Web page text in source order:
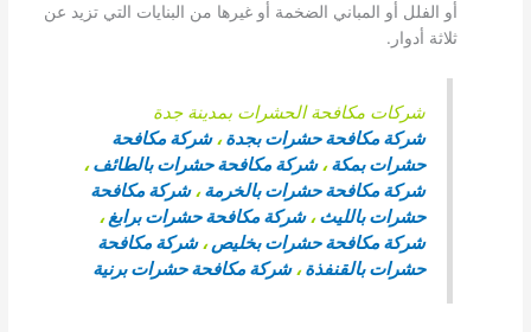
أو الفلل أو المباني الضخمة أو غيرها من البنايات التي تزيد عن
ثلاثة أدوار.
شركات مكافحة الحشرات بمدينة جدة
شركة مكافحة حشرات بجدة،شركة مكافحة
حشرات بمكة،شركة مكافحة حشرات بالطائف،
شركة مكافحة حشرات بالخرمة،شركة مكافحة
حشرات بالليث،شركة مكافحة حشرات برابغ،
شركة مكافحة حشرات بخليص،شركة مكافحة
حشرات بالقنفذة،شركة مكافحة حشرات برنية